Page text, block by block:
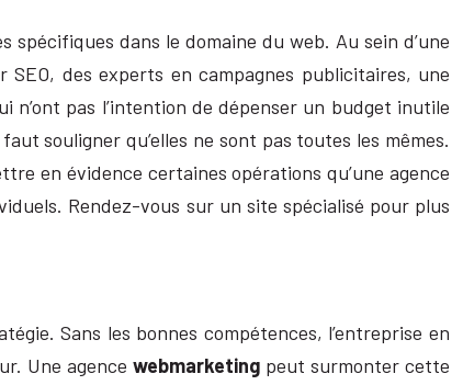
spécifiques dans le domaine du web. Au sein d’une
des experts en campagnes publicitaires, une
n’ont pas l’intention de dépenser un budget inutile
souligner qu’elles ne sont pas toutes les mêmes.
en évidence certaines opérations qu’une agence
Rendez-vous sur un site spécialisé pour plus
Sans les bonnes compétences, l’entreprise en
Une agencewebmarketing peut surmonter cette